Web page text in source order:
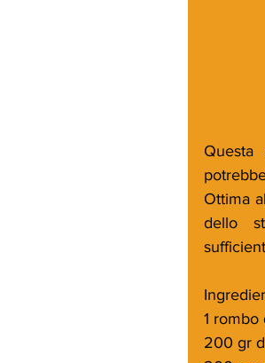
Questa
Ottima
dello
1 rombo
200 gr